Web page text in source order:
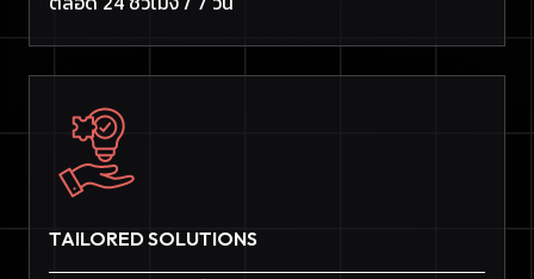
TAILORED SOLUTIONS